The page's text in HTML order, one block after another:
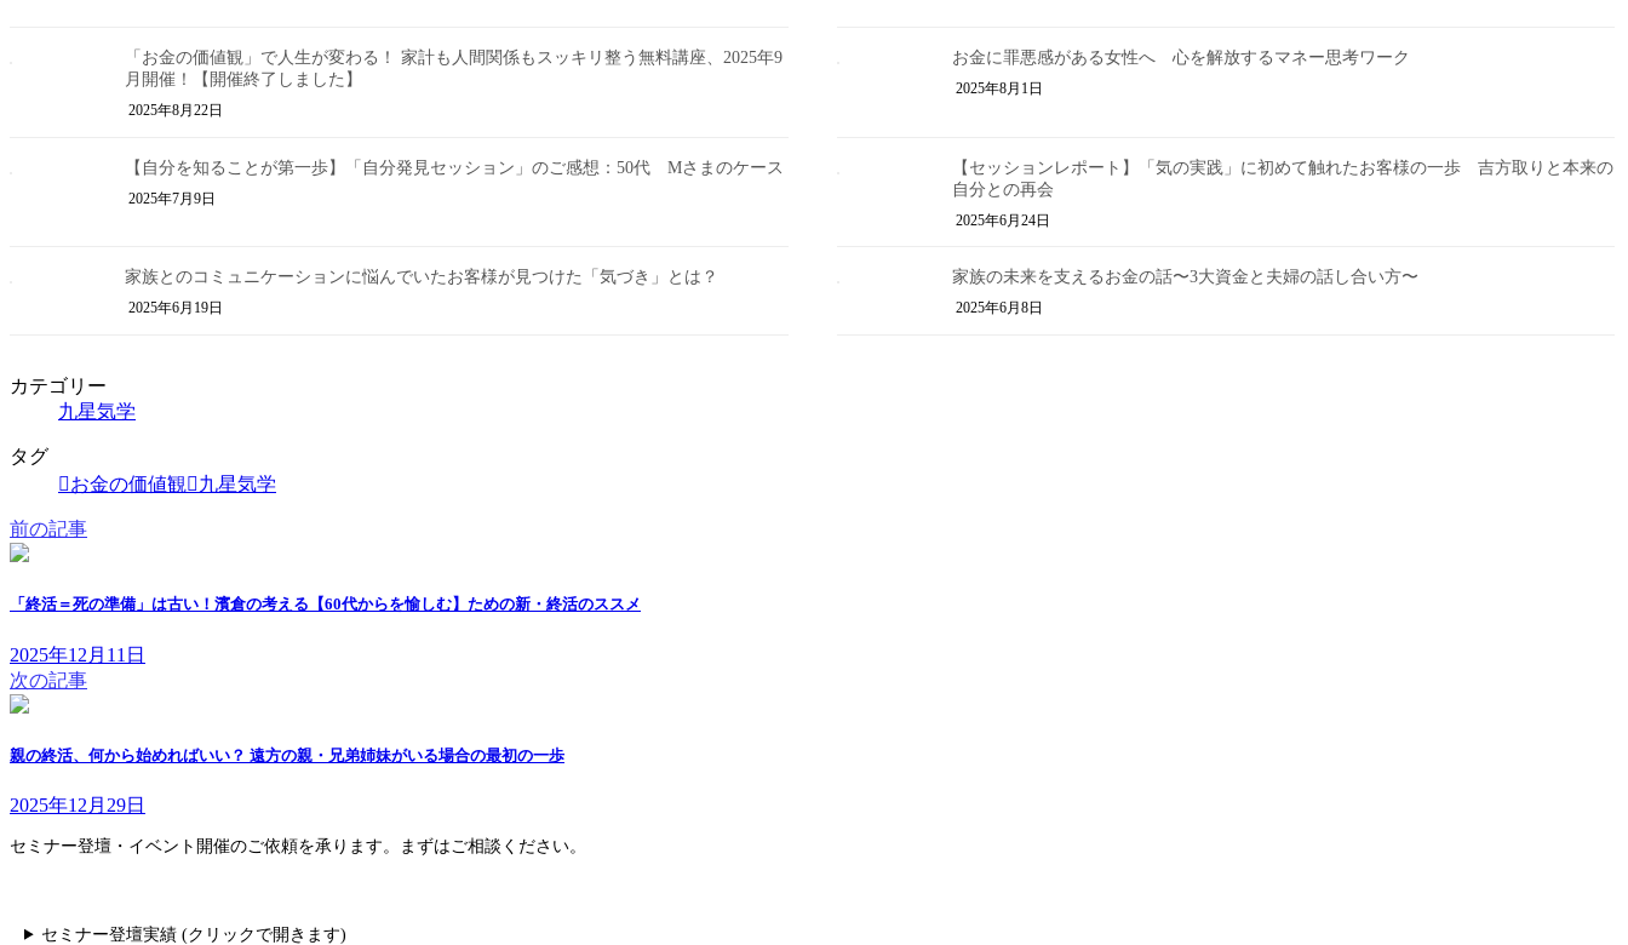
「お金の価値観」で人生が変わる！ 家計も人間関係もスッキリ整う無料講座、2025年9
月開催！【開催終了しました】
2025年8月22日
お金に罪悪感がある女性へ 心を解放するマネー思考ワーク
2025年8月1日
【自分を知ることが第一歩】「自分発見セッション」のご感想：50代 Mさまのケース
2025年7月9日
【セッションレポート】「気の実践」に初めて触れたお客様の一歩 吉方取りと本来の
自分との再会
2025年6月24日
家族とのコミュニケーションに悩んでいたお客様が見つけた「気づき」とは？
2025年6月19日
家族の未来を支えるお金の話〜3大資金と夫婦の話し合い方〜
2025年6月8日
カテゴリー
九星気学
タグ
お金の価値観
九星気学
前の記事
「終活＝死の準備」は古い！濱倉の考える【60代からを愉しむ】ための新・終活のススメ
2025年12月11日
次の記事
親の終活、何から始めればいい？ 遠方の親・兄弟姉妹がいる場合の最初の一歩
2025年12月29日
セミナー登壇・イベント開催のご依頼を承ります。まずはご相談ください。
セミナー登壇実績 (クリックで開きます)